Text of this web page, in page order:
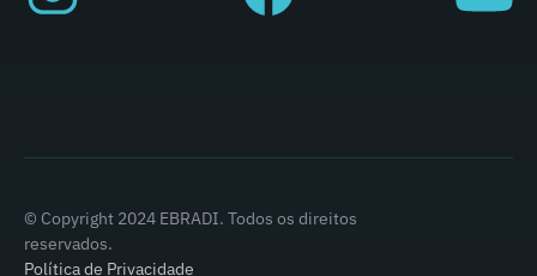
© Copyright 2024 EBRADI. Todos os direitos
reservados.
Política de Privacidade